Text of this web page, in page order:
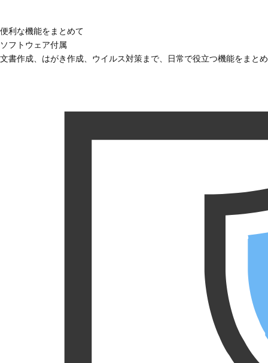
便利な機能をまとめて
ソフトウェア付属
文書作成、はがき作成、ウイルス対策まで、日常で役立つ機能をまと